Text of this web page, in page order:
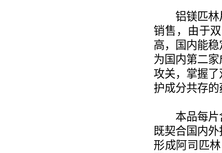
铝镁匹林片
销售，由于
高，国内能
为国内第二
攻关，掌握
护成分共存
本品每片含
既契合国内
形成阿司匹